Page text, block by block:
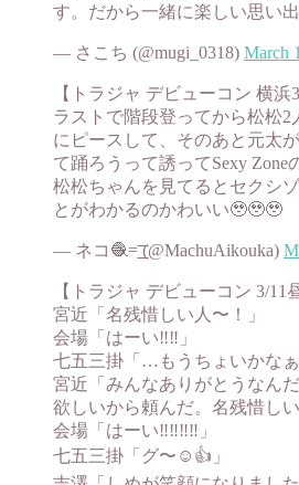
す。だから一緒に楽しい思い
— さこち (@mugi_0318) March
【トラジャ デビューコン 横浜
ラストで階段登ってから松松2
にピースして、そのあと元太
て踊ろうって誘ってSexy Zone
松松ちゃんを見てるとセクシ
とがわかるのかわいい🥹🥹🥹
— ネコ🧶=͟͟͞͞ (@MachuAikouka)
【トラジャ デビューコン 3/11
宮近「名残惜しい人〜！」
会場「はーい‼️‼️」
七五三掛「…もうちょいかな
宮近「みんなありがとうなん
欲しいから頼んだ。名残惜しい
会場「はーい‼️‼️‼️‼️」
七五三掛「グ〜☺️👍」